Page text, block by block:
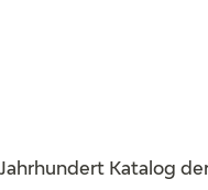
Katalog